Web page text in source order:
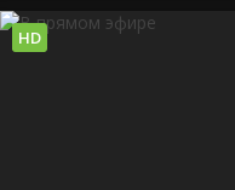
HD